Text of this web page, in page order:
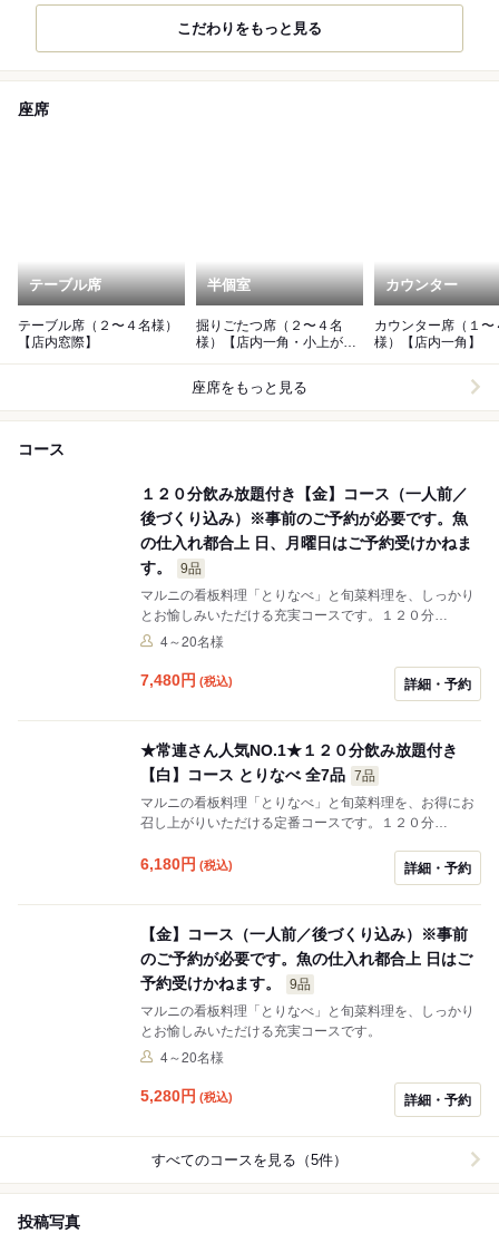
こだわりをもっと見る
座席
テーブル席
テーブル席（２〜４名様）
【店内窓際】
半個室
掘りごたつ席（２〜４名
様）【店内一角・小上が
カウンター
カウンター席（１〜
様）【店内一角】
座席をもっと見る
コース
１２０分飲み放題付き【金】コース（一人前／
後づくり込み）※事前のご予約が必要です。魚
の仕入れ都合上 日、月曜日はご予約受けかねま
す。
9品
マルニの看板料理「とりなべ」と旬菜料理を、しっかり
とお愉しみいただける充実コースです。１２０分
（L.O.20分前）の飲み放題付きです。
4～20名様
7,480円 (税込) 詳細・予約
★常連さん人気NO.1★１２０分飲み放題付き
【白】コース とりなべ 全7品 7品
マルニの看板料理「とりなべ」と旬菜料理を、お得にお
召し上がりいただける定番コースです。１２０分
6,180円 (税込) 詳細・予約
【金】コース（一人前／後づくり込み）※事前
のご予約が必要です。魚の仕入れ都合上 日はご
予約受けかねます。
9品
マルニの看板料理「とりなべ」と旬菜料理を、しっかり
とお愉しみいただける充実コースです。
4～20名様
5,280円 (税込) 詳細・予約
すべてのコースを見る（5件）
投稿写真